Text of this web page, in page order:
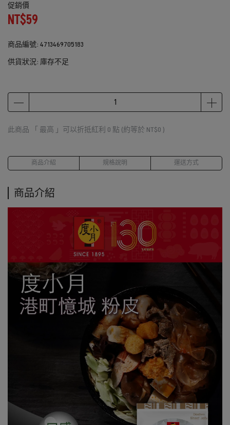
促銷價
NT$59
商品編號: 4713469705183
供貨狀況: 庫存不足
此商品 「 最高 」可以折抵紅利 0 點 (約等於 NT$0 )
商品介紹 規格說明 運送方式
商品介紹